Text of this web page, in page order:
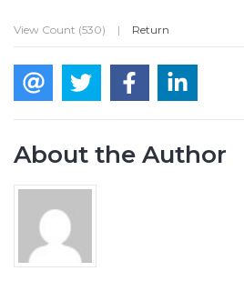
View Count (530) | Return
About the Author